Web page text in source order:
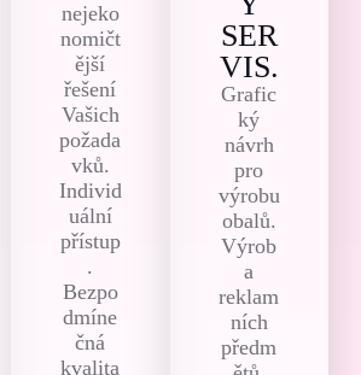
nejeko
nomičt
ější
řešení
Vašich
požada
vků.
Individ
uální
přístup
.
Bezpo
dmíne
čná
kvalita
SER
VIS.
Grafic
ký
návrh
pro
výrobu
obalů.
Výrob
a
reklam
ních
předm